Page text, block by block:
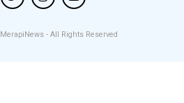
MerapiNews - All Rights Reserved